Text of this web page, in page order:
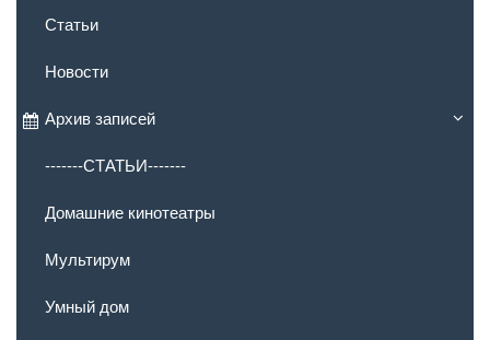
Статьи
Новости
Архив записей
-------СТАТЬИ-------
Домашние кинотеатры
Мультирум
Умный дом